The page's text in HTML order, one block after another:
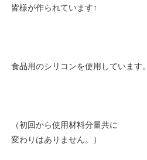
皆様が作られています↑
食品用のシリコンを使用しています。
（初回から使用材料分量共に
変わりはありません。）